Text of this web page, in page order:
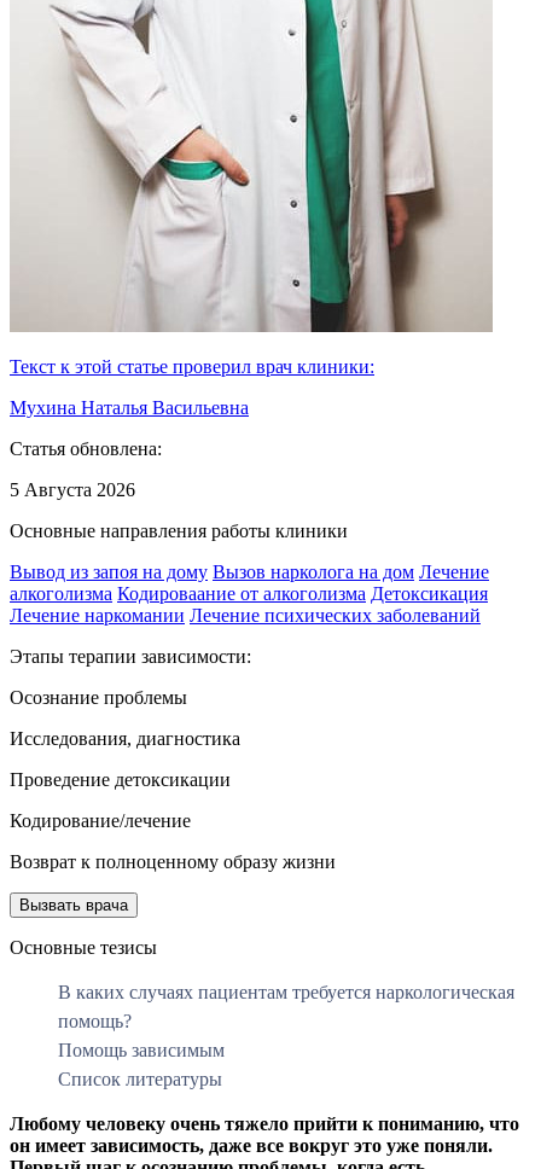
Текст к этой статье проверил врач клиники:
Мухина Наталья Васильевна
Статья обновлена:
5 Августа 2026
Основные направления работы клиники
Вывод из запоя на дому Вызов нарколога на дом Лечение
алкоголизма Кодироваание от алкоголизма Детоксикация
Лечение наркомании Лечение психических заболеваний
Этапы терапии зависимости:
Осознание проблемы
Исследования, диагностика
Проведение детоксикации
Кодирование/лечение
Возврат к полноценному образу жизни
Вызвать врача
Основные тезисы
В каких случаях пациентам требуется наркологическая
помощь?
Помощь зависимым
Список литературы
Любому человеку очень тяжело прийти к пониманию, что
он имеет зависимость, даже все вокруг это уже поняли.